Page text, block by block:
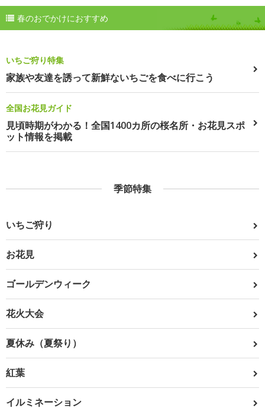
春のおでかけにおすすめ
いちご狩り特集
家族や友達を誘って新鮮ないちごを食べに行こう
全国お花見ガイド
見頃時期がわかる！全国1400カ所の桜名所・お花見スポ
ット情報を掲載
季節特集
いちご狩り
お花見
ゴールデンウィーク
花火大会
夏休み（夏祭り）
紅葉
イルミネーション